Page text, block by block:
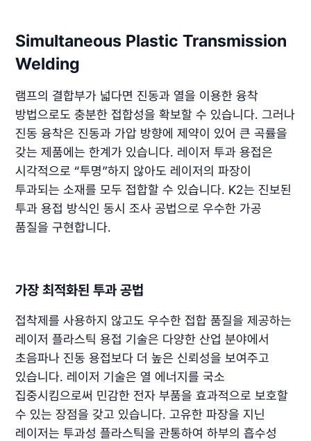
Simultaneous Plastic Transmission
Welding
램프의 결합부가 넓다면 진동과 열을 이용한 융착
방법으로도 충분한 접합성을 확보할 수 있습니다. 그러나
진동 융착은 진동과 가압 방향에 제약이 있어 큰 곡률을
갖는 제품에는 한계가 있습니다. 레이저 투과 용접은
시각적으로 “투명”하지 않아도 레이저의 파장이
투과되는 소재를 모두 접합할 수 있습니다. K2는 진보된
투과 용접 방식인 동시 조사 공법으로 우수한 가공
품질을 구현합니다.
가장 최적화된 투과 공법
접착제를 사용하지 않고도 우수한 접합 품질을 제공하는
레이저 플라스틱 용접 기술은 다양한 산업 분야에서
초음파나 진동 용접보다 더 높은 신뢰성을 보여주고
있습니다. 레이저 기술은 열 에너지를 국소
집중시킴으로써 민감한 전자 부품을 효과적으로 보호할
수 있는 장점을 갖고 있습니다. 고유한 파장을 지닌
레이저는 투과성 플라스틱을 관통하여 하부의 흡수성